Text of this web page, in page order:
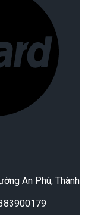
An Phú, Thành